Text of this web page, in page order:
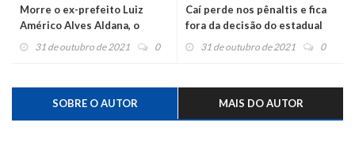
Morre o ex-prefeito Luiz
Américo Alves Aldana, o
“Paraguaio”
31 de outubro de 2021 0
Caí perde nos pênaltis e fica
fora da decisão do estadual
de futsal
31 de outubro de 2021 0
SOBRE O AUTOR MAIS DO AUTOR